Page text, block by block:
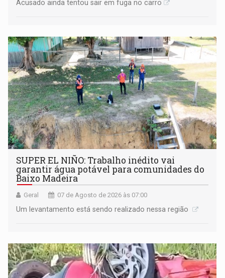
Acusado ainda tentou sair em fuga no carro
SUPER EL NIÑO: Trabalho inédito vai
garantir água potável para comunidades do
Baixo Madeira
Geral 07 de Agosto de 2026 às 07:00
Um levantamento está sendo realizado nessa região